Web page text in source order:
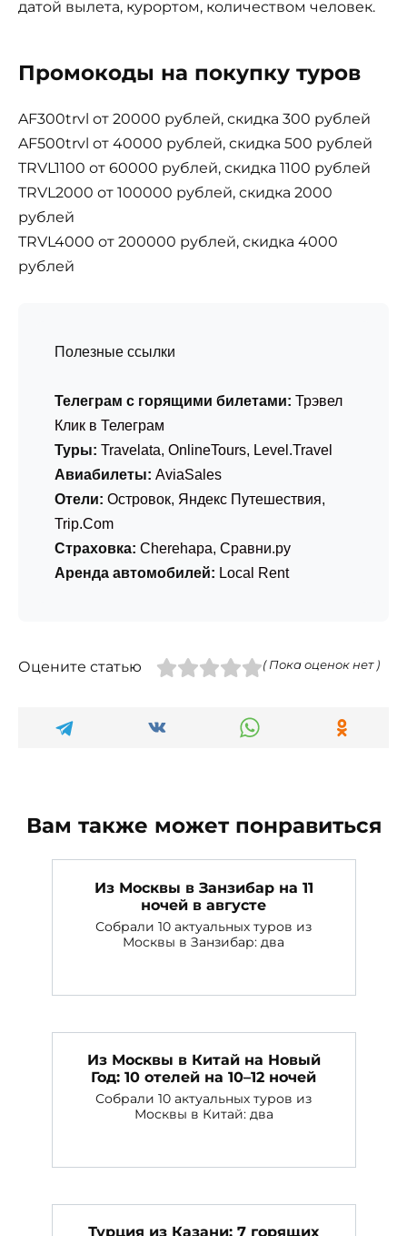
датой вылета, курортом, количеством человек.
Промокоды на покупку туров
AF300trvl от 20000 рублей, скидка 300 рублей
AF500trvl от 40000 рублей, скидка 500 рублей
TRVL1100 от 60000 рублей, скидка 1100 рублей
TRVL2000 от 100000 рублей, скидка 2000
рублей
TRVL4000 от 200000 рублей, скидка 4000
рублей
Полезные ссылки
Телеграм с горящими билетами: Трэвел
Клик в Телеграм
Туры: Travelata, OnlineTours, Level.Travel
Авиабилеты: AviaSales
Отели: Островок, Яндекс Путешествия,
Trip.Com
Страховка: Cherehapa, Сравни.ру
Аренда автомобилей: Local Rent
Оцените статью ( Пока оценок нет )
Вам также может понравиться
Из Москвы в Занзибар на 11
ночей в августе
Собрали 10 актуальных туров из
Москвы в Занзибар: два
Из Москвы в Китай на Новый
Год: 10 отелей на 10–12 ночей
Собрали 10 актуальных туров из
Москвы в Китай: два
Турция из Казани: 7 горящих